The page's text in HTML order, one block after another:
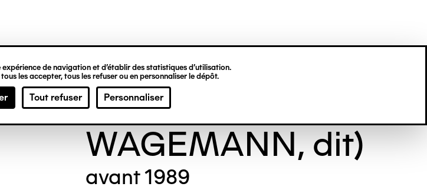
de navigation et d’établir des statistiques d’utilisation.
les accepter, tous les refuser ou en personnaliser le dépôt.
Tout refuser Personnaliser
THEO (Theodor
WAGEMANN, dit)
avant 1989